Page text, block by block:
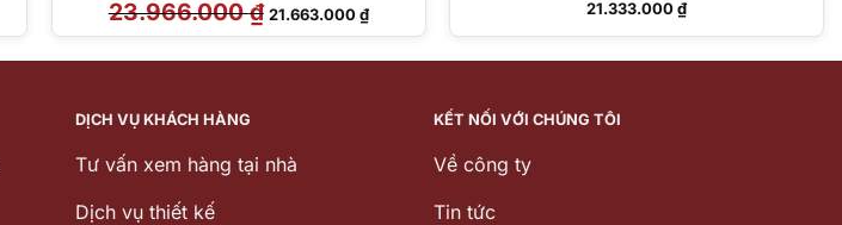
23.966.000₫ Giá
gốc
là:
21.663.000₫Giá
hiện
tại
21.663.000 ₫.
21.333.000₫
DỊCH VỤ KHÁCH HÀNG
Tư vấn xem hàng tại nhà
Dịch vụ thiết kế
KẾT NỐI VỚI CHÚNG TÔI
Về công ty
Tin tức